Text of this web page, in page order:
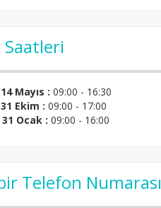
Mayıs : 09:00 - 16:30
Ekim : 09:00 - 17:00
31 Ocak : 09:00 - 16:00
Telefon Numarası